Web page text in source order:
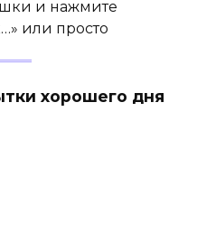
и нажмите
или просто
хорошего дня